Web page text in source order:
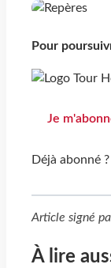
Pour
Je
Déjà abonné ?
Article signé
À lire